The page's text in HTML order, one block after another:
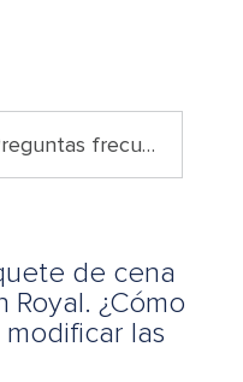
Busca en nuestras Preguntas frecuentes
de cena
Royal. ¿Cómo
las